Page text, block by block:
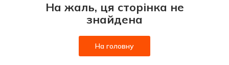
На жаль, ця сторінка не
знайдена
На головну